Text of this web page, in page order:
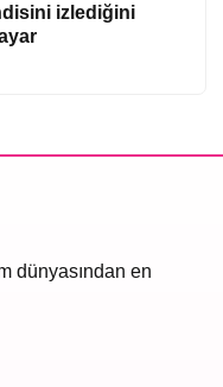
izlediğini
dünyasından en